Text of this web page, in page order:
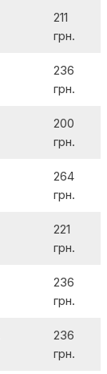
211
грн.
236
грн.
200
грн.
264
грн.
221
грн.
236
грн.
236
грн.